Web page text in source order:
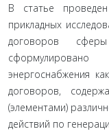
В статье
прикладных
договоров
энергоснабжения
договоров,
(элементами)
действий по